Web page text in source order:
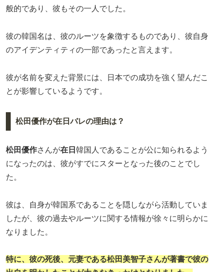
般的であり、彼もその一人でした。
彼の韓国名は、彼のルーツを象徴するものであり、彼自身
のアイデンティティの一部であったと言えます。
彼が名前を変えた背景には、日本での成功を強く望んだこ
とが影響しているようです。
松田優作が在日バレの理由は？
松田優作さんが在日 韓国人であることが公に知られるよう
になったのは、彼がすでにスターとなった後のことでし
た。
彼は、自身が韓国系であることを隠しながら活動していま
したが、彼の過去やルーツに関する情報が徐々に明らかに
なりました。
特に、彼の死後、元妻である松田美智子さんが著書で彼の